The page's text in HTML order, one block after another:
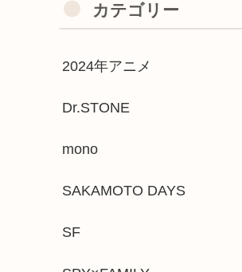
カテゴリー
2024年アニメ
Dr.STONE
mono
SAKAMOTO DAYS
SF